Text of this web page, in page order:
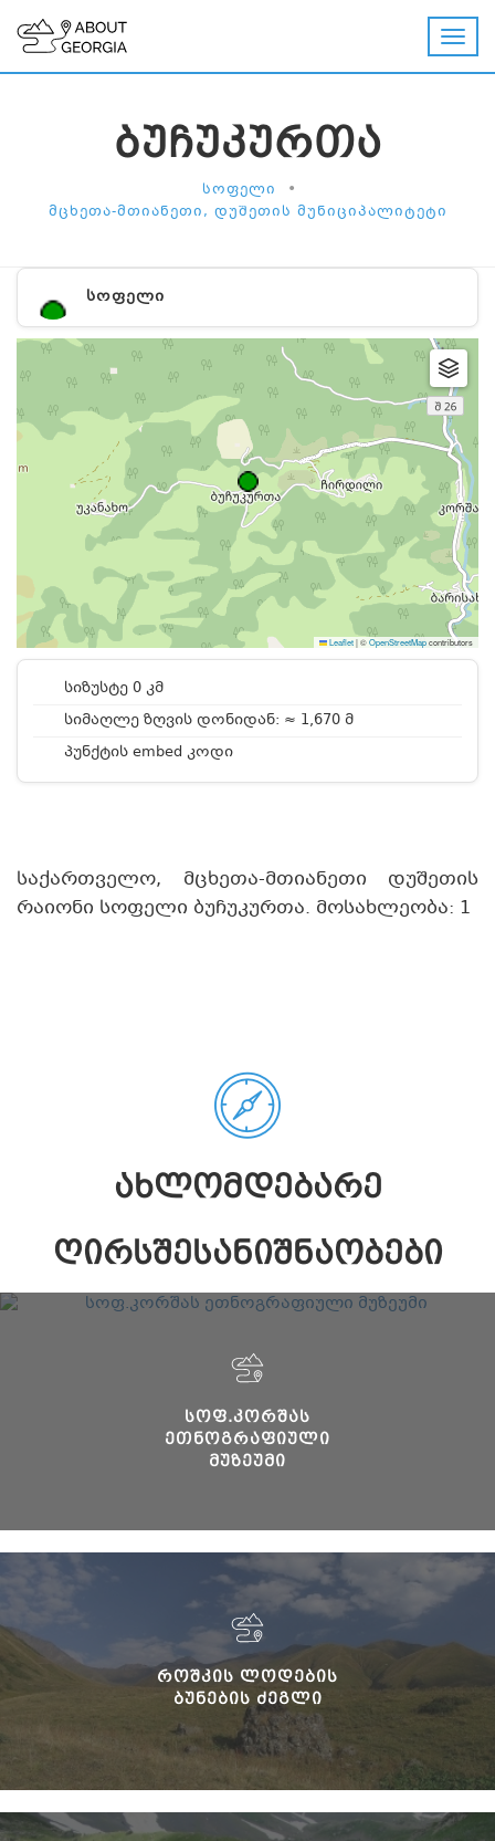
ᲑᲣᲩᲣᲙᲣᲠᲗᲐ
ᲡᲝᲤᲔᲚᲘ •
ᲛᲪᲮᲔᲗᲐ-ᲛᲗᲘᲐᲜᲔᲗᲘ, ᲓᲣᲨᲔᲗᲘᲡ ᲛᲣᲜᲘᲪᲘᲞᲐᲚᲘᲢᲔᲢᲘ
ᲡᲝᲤᲔᲚᲘ
Leaflet|©OpenStreetMapcontributors
სიზუსტე 0 კმ
სიმაღლე ზღვის დონიდან: ≈ 1,670 მ
პუნქტის embed კოდი
საქართველო, მცხეთა-მთიანეთი დუშეთის
რაიონი სოფელი ბუჩუკურთა. მოსახლეობა: 1
ᲐᲮᲚᲝᲛᲓᲔᲑᲐᲠᲔ
ᲦᲘᲠᲡᲨᲔᲡᲐᲜᲘᲨᲜᲐᲝᲑᲔᲑᲘ
ᲡᲝᲤ.ᲙᲝᲠᲨᲐᲡ
ᲔᲗᲜᲝᲒᲠᲐᲤᲘᲣᲚᲘ
ᲛᲣᲖᲔᲣᲛᲘ
ᲠᲝᲨᲙᲘᲡ ᲚᲝᲓᲔᲑᲘᲡ
ᲑᲣᲜᲔᲑᲘᲡ ᲫᲔᲒᲚᲘ